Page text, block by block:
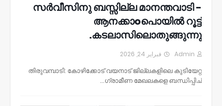
സർവീസിനു ബസ്സില്ല മാനന്തവാടി -
ആനക്കാoപൊയിൽ റൂട്ട്
കടലാസിലൊതുങ്ങുന്നു.
Admin فبراير 24, 2026
തിരുവമ്പാടി: കോഴിക്കോട് വയനാട് ജില്ലകളിലെ കുടിയേറ്റ
ഗ്രാമീണ മേഖലകളെ ബന്ധിപ്പിച്…